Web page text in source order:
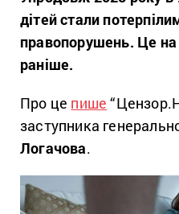
дітей стали
правопорушень. Це
раніше.
Про це пише “
заступника
Логачова.